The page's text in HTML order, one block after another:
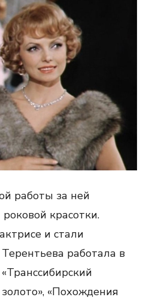
работы за ней
красотки.
и стали
работала в
«Похождения